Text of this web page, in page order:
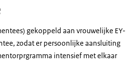
gekoppeld aan vrouwelijke EY-
zodat er persoonlijke aansluiting
intensief met elkaar